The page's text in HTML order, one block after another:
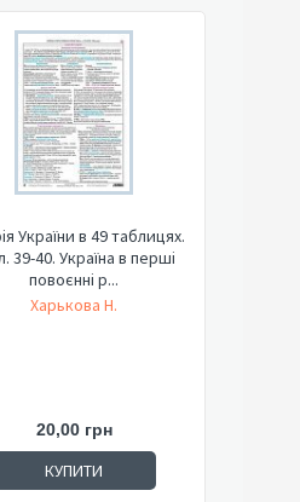
України в 49 таблицях.
39-40. Україна в перші
повоєнні р...
Харькова Н.
20,00 грн
КУПИТИ